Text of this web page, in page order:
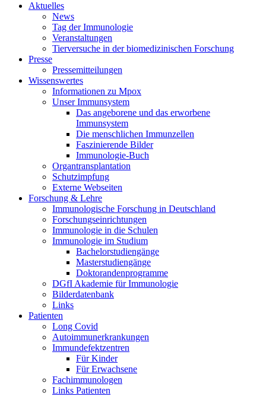
Aktuelles
News
Tag der Immunologie
Veranstaltungen
Tierversuche in der biomedizinischen Forschung
Presse
Pressemitteilungen
Wissenswertes
Informationen zu Mpox
Unser Immunsystem
Das angeborene und das erworbene
Immunsystem
Die menschlichen Immunzellen
Faszinierende Bilder
Immunologie-Buch
Organtransplantation
Schutzimpfung
Externe Webseiten
Forschung & Lehre
Immunologische Forschung in Deutschland
Forschungseinrichtungen
Immunologie in die Schulen
Immunologie im Studium
Bachelorstudiengänge
Masterstudiengänge
Doktorandenprogramme
DGfI Akademie für Immunologie
Bilderdatenbank
Links
Patienten
Long Covid
Autoimmunerkrankungen
Immundefektzentren
Für Kinder
Für Erwachsene
Fachimmunologen
Links Patienten